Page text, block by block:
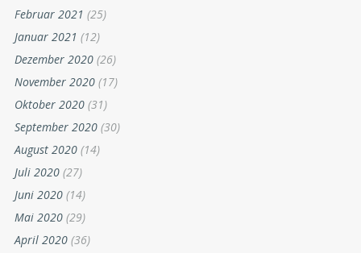
Februar 2021 (25)
Januar 2021 (12)
Dezember 2020 (26)
November 2020 (17)
Oktober 2020 (31)
September 2020 (30)
August 2020 (14)
Juli 2020 (27)
Juni 2020 (14)
Mai 2020 (29)
April 2020 (36)